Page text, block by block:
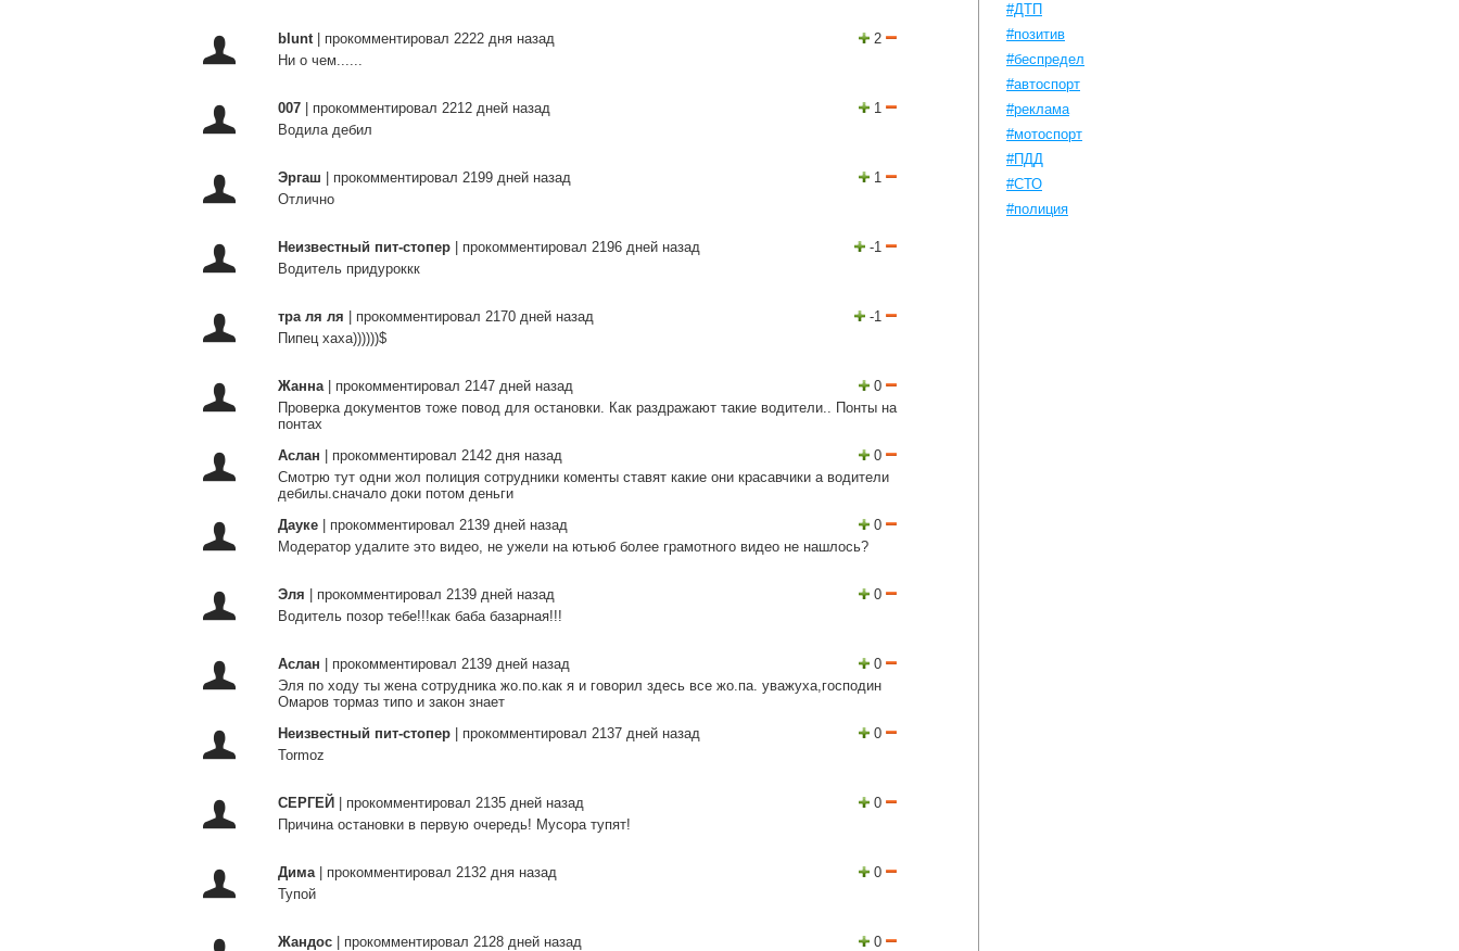
2
blunt| прокомментировал 2222 дня назад
Ни о чем......
1
007
прокомментировал 2212 дней назад
Водила дебил
1
Эргаш
прокомментировал 2199 дней назад
Отлично
-1
Неизвестный пит-стопер
прокомментировал 2196 дней назад
Водитель придуроккк
-1
тра ля ля
прокомментировал 2170 дней назад
Пипец хаха))))))$
0
Жанна| прокомментировал 2147 дней назад
Проверка документов тоже повод для остановки. Как раздражают такие водители.. Понты на
понтах
0
Аслан
прокомментировал 2142 дня назад
Смотрю тут одни жол полиция сотрудники коменты ставят какие они красавчики а водители
дебилы.сначало доки потом деньги
0
Дауке
прокомментировал 2139 дней назад
Модератор удалите это видео, не ужели на ютьюб более грамотного видео не нашлось?
0
Эля
прокомментировал 2139 дней назад
Водитель позор тебе!!!как баба базарная!!!
0
Аслан
прокомментировал 2139 дней назад
Эля по ходу ты жена сотрудника жо.по.как я и говорил здесь все жо.па. уважуха,господин
Омаров тормаз типо и закон знает
0
Неизвестный пит-стопер
прокомментировал 2137 дней назад
Tormoz
0
СЕРГЕЙ
прокомментировал 2135 дней назад
Причина остановки в первую очередь! Мусора тупят!
0
Дима| прокомментировал 2132 дня назад
Тупой
0
Жандос
прокомментировал 2128 дней назад
#ДТП
#позитив
#беспредел
#автоспорт
#реклама
#мотоспорт
#ПДД
#СТО
#полиция